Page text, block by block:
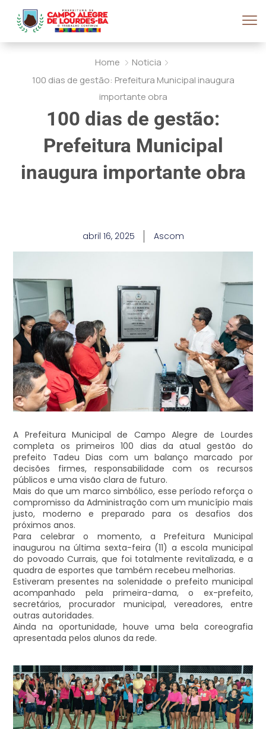
Home
Noticia
100 dias de gestão: Prefeitura Municipal inaugura
importante obra
100 dias de gestão:
Prefeitura Municipal
inaugura importante obra
abril 16, 2025 Ascom
A Prefeitura Municipal de Campo Alegre de Lourdes
completa os primeiros 100 dias da atual gestão do
prefeito Tadeu Dias com um balanço marcado por
decisões firmes, responsabilidade com os recursos
públicos e uma visão clara de futuro.
Mais do que um marco simbólico, esse período reforça o
compromisso da Administração com um município mais
justo, moderno e preparado para os desafios dos
próximos anos.
Para celebrar o momento, a Prefeitura Municipal
inaugurou na última sexta-feira (11) a escola municipal
do povoado Currais, que foi totalmente revitalizada, e a
quadra de esportes que também recebeu melhorias.
Estiveram presentes na solenidade o prefeito municipal
acompanhado pela primeira-dama, o ex-prefeito,
secretários, procurador municipal, vereadores, entre
outras autoridades.
Ainda na oportunidade, houve uma bela coreografia
apresentada pelos alunos da rede.